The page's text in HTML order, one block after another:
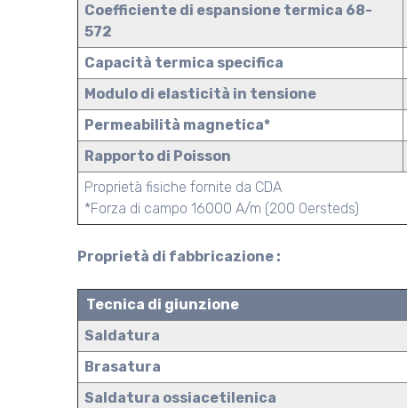
Proprietà fisiche fornite da CDA
*Forza di campo 16000 A/m (200 Oersteds)
Coefficiente di espansione termica 68-
572
Capacità termica specifica
Modulo di elasticità in tensione
Permeabilità magnetica*
Rapporto di Poisson
Proprietà di fabbricazione :
Tecnica di giunzione
Saldatura
Brasatura
Saldatura ossiacetilenica